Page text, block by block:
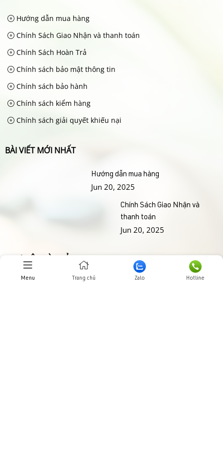
Hướng dẫn mua hàng
Chính Sách Giao Nhận và thanh toán
Chính Sách Hoàn Trả
Chính sách bảo mật thông tin
Chính sách bảo hành
Chính sách kiểm hàng
Chính sách giải quyết khiếu nại
BÀI VIẾT MỚI NHẤT
Hướng dẫn mua hàng
Jun 20, 2025
Chính Sách Giao Nhận và
thanh toán
Jun 20, 2025
THƯ VIỆN HÌNH ẢNHH
Menu Trang chủ Zalo Hotline